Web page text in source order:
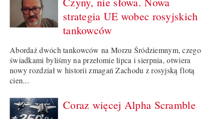
strategia UE wobec rosyjskich
tankowców
Abordaż dwóch tankowców na Morzu Śródziemnym, czego
świadkami byliśmy na przełomie lipca i sierpnia, otwiera
nowy rozdział w historii zmagań Zachodu z rosyjską flotą
cien...
Coraz więcej Alpha Scramble